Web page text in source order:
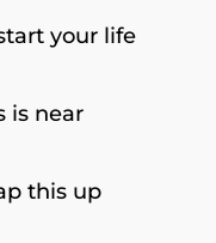
your life
is near
this up